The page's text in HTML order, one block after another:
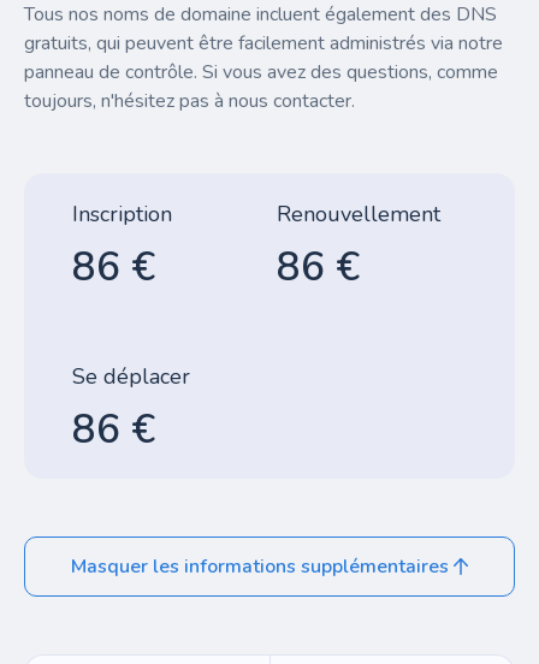
Tous nos noms de domaine incluent également des DNS
gratuits, qui peuvent être facilement administrés via notre
panneau de contrôle. Si vous avez des questions, comme
toujours, n'hésitez pas à nous contacter.
Inscription
86 €
Renouvellement
86 €
Se déplacer
86 €
Masquer les informations supplémentaires